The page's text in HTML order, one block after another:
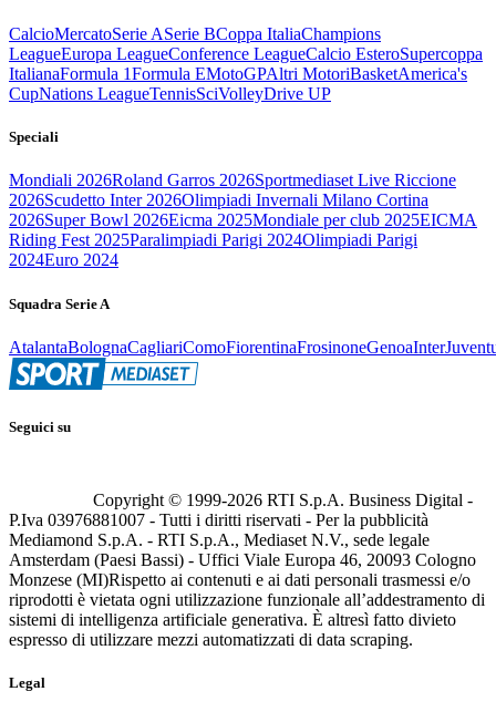
CalcioMercatoSerie ASerie BCoppa ItaliaChampions
LeagueEuropa LeagueConference LeagueCalcio EsteroSupercoppa
ItalianaFormula 1Formula EMotoGPAltri MotoriBasketAmerica's
CupNations LeagueTennisSciVolleyDrive UP
Speciali
Mondiali 2026Roland Garros 2026Sportmediaset Live Riccione
2026Scudetto Inter 2026Olimpiadi Invernali Milano Cortina
2026Super Bowl 2026Eicma 2025Mondiale per club 2025EICMA
Riding Fest 2025Paralimpiadi Parigi 2024Olimpiadi Parigi
2024Euro 2024
Squadra Serie A
AtalantaBolognaCagliariComoFiorentinaFrosinoneGenoaInter
Seguici su
Copyright © 1999-2026 RTI S.p.A. Business Digital -
P.Iva 03976881007 - Tutti i diritti riservati - Per la pubblicità
Mediamond S.p.A. - RTI S.p.A., Mediaset N.V., sede legale
Amsterdam (Paesi Bassi) - Uffici Viale Europa 46, 20093 Cologno
Monzese (MI)Rispetto ai contenuti e ai dati personali trasmessi e/o
riprodotti è vietata ogni utilizzazione funzionale all’addestramento di
sistemi di intelligenza artificiale generativa. È altresì fatto divieto
espresso di utilizzare mezzi automatizzati di data scraping.
Legal